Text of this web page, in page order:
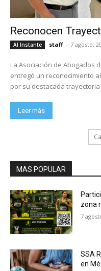
Reconocen
Al Instante staff - 7 agosto,
La Asociación de Abogados
entregó un reconocimiento
por su destacada
Leer más
MAS POPULAR
zona
7
SSA
en